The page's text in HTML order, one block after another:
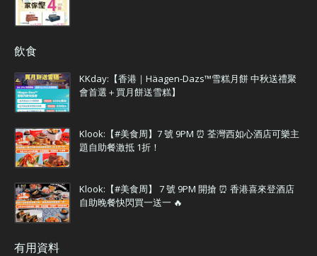
飲食
KKday:【香港｜Häagen-Dazs™雪糕月餅 中秋送禮聚
會首選＋買月餅送雪糕】
Klook:【#美食周】7 號 9PM ⏰ 荃灣西如心酒店可樂主
題自助餐激抵 1折！
Klook:【#美食周】 7 號 9PM 開搶 ⏰ 香港喜來登酒店
自助晚餐快閃買一送一 🔥
有用資料